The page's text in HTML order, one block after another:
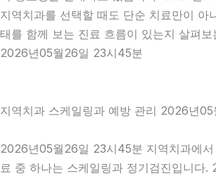
지역치과를 선택할 때도 단순 치료만이 아
태를 함께 보는 진료 흐름이 있는지 살펴보
2026년05월26일 23시45분
지역치과 스케일링과 예방 관리 2026년
2026년05월26일 23시45분 지역치과에서
료 중 하나는 스케일링과 정기검진입니다.